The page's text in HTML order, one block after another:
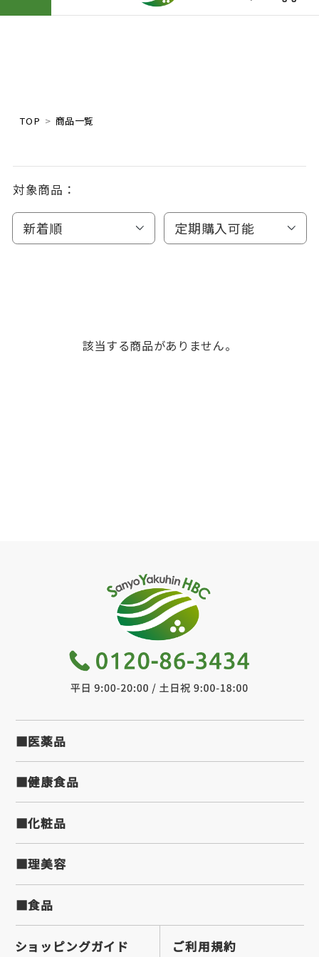
TOP 商品一覧
対象商品：
新着順 定期購入可能
該当する商品がありません。
■医薬品
■健康食品
■化粧品
■理美容
■食品
ショッピングガイド ご利用規約